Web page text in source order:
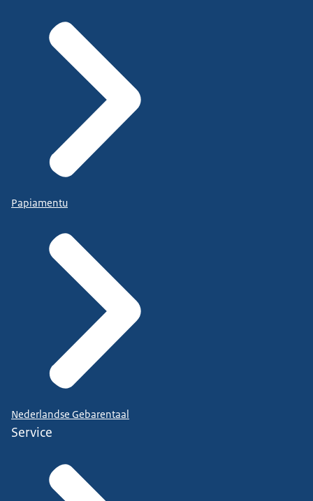
Papiamentu
Nederlandse Gebarentaal
Service